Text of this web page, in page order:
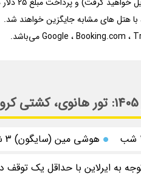
با هتل های مشابه جایگزین خواهند شد.
هوشی مین (سایگون) 3 شب
به ایرلاین با حداقل یک توقف